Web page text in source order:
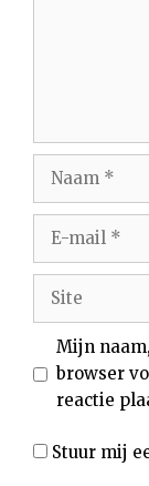
Naam
Site
Mijn
browser
reactie
Stuur mij